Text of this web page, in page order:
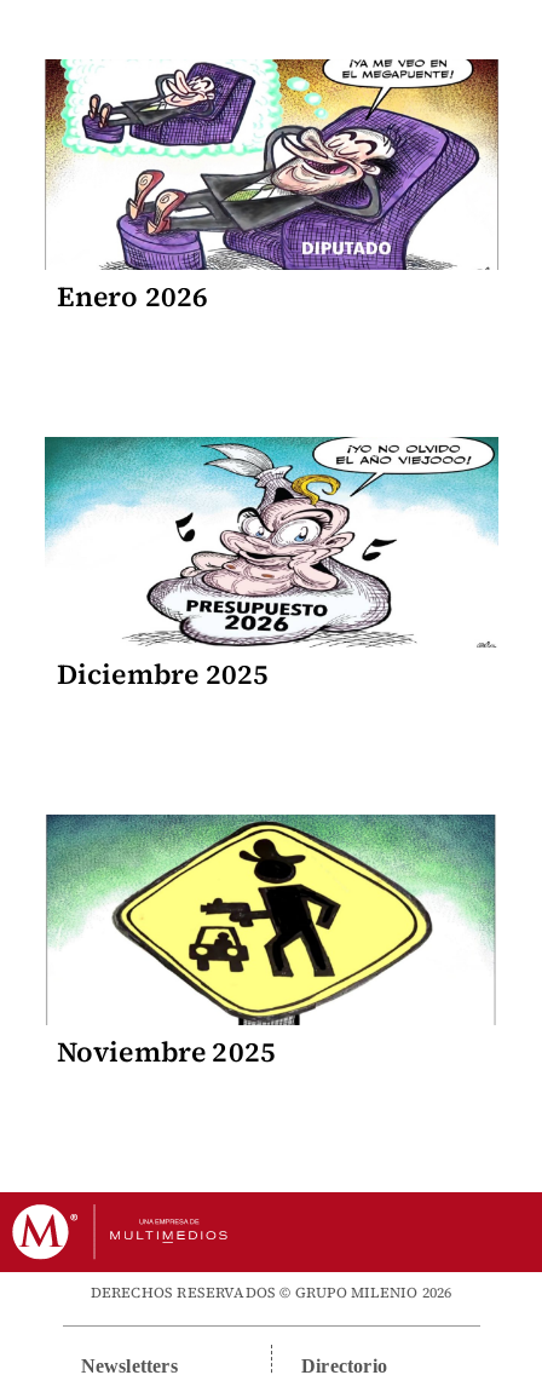
Enero 2026
Diciembre 2025
Noviembre 2025
DERECHOS RESERVADOS © GRUPO MILENIO 2026
Newsletters Directorio